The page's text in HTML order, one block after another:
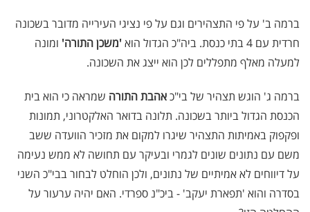
ברמה ב' על פי התצהירים וגם על פי נציגי העירייה מדובר בשכונה
חרדית עם 4 בתי כנסת. ביה"כ הגדול הוא
'משכן התורה' ומונה
למעלה מאלף מתפללים לכן הוא ייצג את השכונה.
ברמה ג' הוגש תצהיר של בי"כאהבת התורה שמראה כי הוא בית
הכנסת הגדול ביותר בשכונה. תלונה בדואר האלקטרוני, תמונות
ופקפוק באמיתות התצהיר שיגרו למקום את מזכיר הוועדה ששב
משם עם נתונים שונים לגמרי ובעיקר עם תחושה לא ממש נעימה
על דיווחים לא אמיתיים של נתונים, ולכן הוחלט לבחור בבי"כ השני
בסדרה והוא 'תפארת יעקב' - ביכ"נ ספרדי. האם יהיה ערעור על